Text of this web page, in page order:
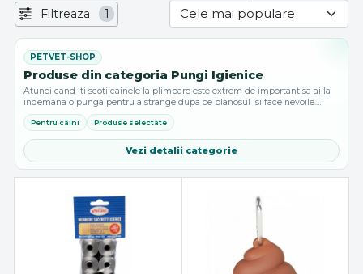
Filtreaza 1
Produse din categoria Pungi Igienice
Atunci cand iti scoti cainele la plimbare este extrem de important sa ai la
indemana o punga pentru a strange dupa ce blanosul isi face nevoile.
Pentru a te asigura ca nu uiti niciodata punga acasa, cel mai bine este sa...
Pentru câini Produse selectate
Vezi detalii categorie